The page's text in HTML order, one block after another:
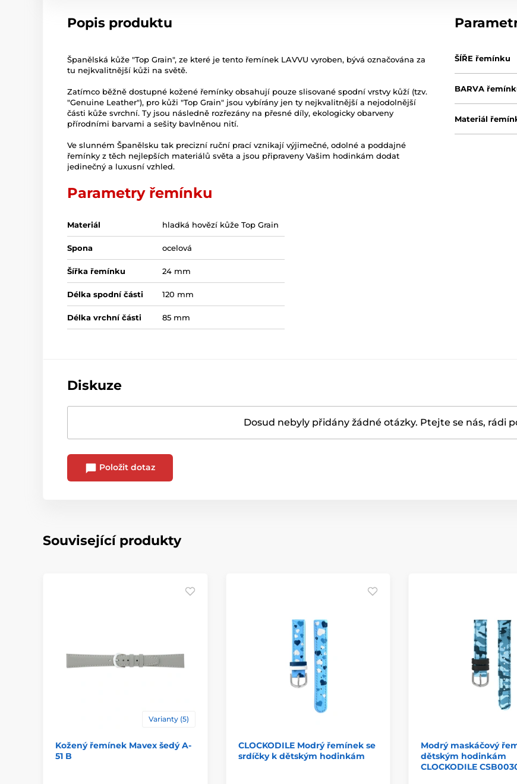
Popis produktu
Španělská kůže "Top Grain", ze které je tento řemínek LAVVU vyroben, bývá označována za
tu nejkvalitnější kůži na světě.
Zatímco běžně dostupné kožené řemínky obsahují pouze slisované spodní vrstvy kůží (tzv.
"Genuine Leather"), pro kůži "Top Grain" jsou vybírány jen ty nejkvalitnější a nejodolnější
části kůže svrchní. Ty jsou následně rozřezány na přesné díly, ekologicky obarveny
přírodními barvami a sešity bavlněnou nití.
Ve slunném Španělsku tak precizní ruční prací vznikají výjimečné, odolné a poddajné
řemínky z těch nejlepších materiálů světa a jsou připraveny Vašim hodinkám dodat
jedinečný a luxusní vzhled.
Parametry řemínku
Materiál hladká hovězí kůže Top Grain
Spona ocelová
Šířka řemínku 24 mm
Délka spodní části 120 mm
Délka vrchní části 85 mm
ŠÍŘE řemínku
BARVA
Materiál
Diskuze
Dosud nebyly přidány žádné otázky. Ptejte se nás, rádi
Položit dotaz
Související produkty
Varianty (5)
Kožený řemínek Mavex šedý A-
51 B
CLOCKODILE Modrý řemínek se
srdíčky k dětským hodinkám
Modrý maskáčový
dětským hodinkám
CLOCKODILE